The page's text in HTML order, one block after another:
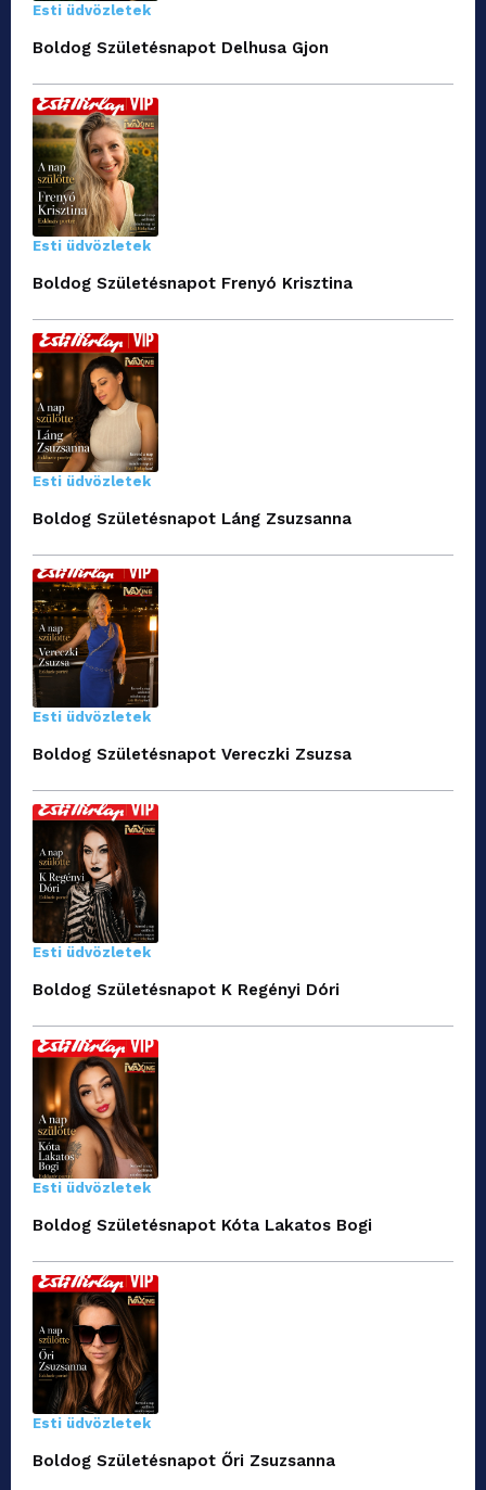
Esti üdvözletek
Boldog Születésnapot Delhusa Gjon
Esti üdvözletek
Boldog Születésnapot Frenyó Krisztina
Esti üdvözletek
Boldog Születésnapot Láng Zsuzsanna
Esti üdvözletek
Boldog Születésnapot Vereczki Zsuzsa
Esti üdvözletek
Boldog Születésnapot K Regényi Dóri
Esti üdvözletek
Boldog Születésnapot Kóta Lakatos Bogi
Esti üdvözletek
Boldog Születésnapot Őri Zsuzsanna